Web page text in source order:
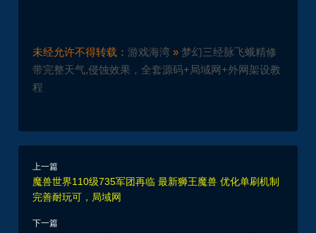
未经允许不得转载：游戏海湾 »梦幻三经脉飞蛾精修
带完整天气,侵蚀效果，全套源码+局域网+外网架设教
程
上一篇
魔兽世界110级735军团再临 最新狮王魔兽 优化单刷机制
完善耐玩可，局域网
下一篇